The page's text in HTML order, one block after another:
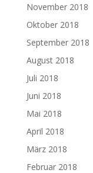
November 2018
Oktober 2018
September 2018
August 2018
Juli 2018
Juni 2018
Mai 2018
April 2018
März 2018
Februar 2018